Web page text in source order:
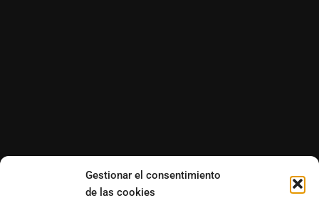
Gestionar el consentimiento
de las cookies